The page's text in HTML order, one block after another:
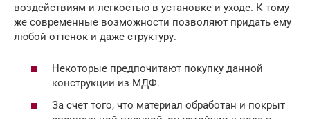
воздействиям и легкостью в установке и уходе. К тому
же современные возможности позволяют придать ему
любой оттенок и даже структуру.
Некоторые предпочитают покупку данной
конструкции из МДФ.
За счет того, что материал обработан и покрыт